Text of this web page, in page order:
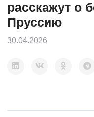
расскажут о
Пруссию
30.04.2026